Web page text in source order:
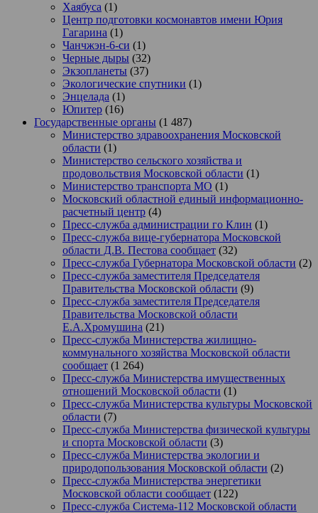
Хаябуса (1)
Центр подготовки космонавтов имени Юрия
Гагарина (1)
Чанчжэн-6-си (1)
Черные дыры (32)
Экзопланеты (37)
Экологические спутники (1)
Энцелада (1)
Юпитер (16)
Государственные органы (1 487)
Министерство здравоохранения Московской
области (1)
Министерство сельского хозяйства и
продовольствия Московской области (1)
Министерство транспорта МО (1)
Московский областной единый информационно-
расчетный центр (4)
Пресс-служба администрации го Клин (1)
Пресс-служба вице-губернатора Московской
области Д.В. Пестова сообщает (32)
Пресс-служба Губернатора Московской области (2)
Пресс-служба заместителя Председателя
Правительства Московской области (9)
Пресс-служба заместителя Председателя
Правительства Московской области
Е.А.Хромушина (21)
Пресс-служба Министерства жилищно-
коммунального хозяйства Московской области
сообщает (1 264)
Пресс-служба Министерства имущественных
отношений Московской области (1)
Пресс-служба Министерства культуры Московской
области (7)
Пресс-служба Министерства физической культуры
и спорта Московской области (3)
Пресс-служба Министерства экологии и
природопользования Московской области (2)
Пресс-служба Министерства энергетики
Московской области сообщает (122)
Пресс-служба Система-112 Московской области